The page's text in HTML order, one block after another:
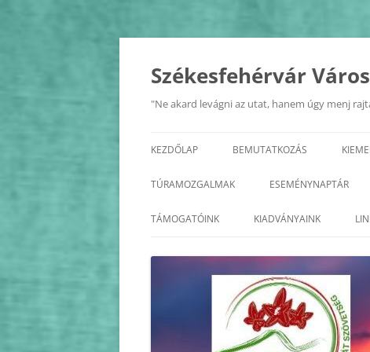
Kilépés
tartalomba
Székesfehérvár
"Ne akard levágni az utat, hanem úgy menj
KEZDŐLAP BEMUTATKOZÁS
A SZÖVETSÉG
ALAPSZABÁLY
KÖZHASZNÚSÁGI JELENTÉS
TÚRAMOZGALMAK
BALATON KÖRTÚRA
FEJÉR MEGYE KASTÉLYAI
FEJÉR MEGYE KERÉKPÁROS
ESEMÉNYNAPTÁR
2026
2024
2023
2022
TÁMOGATÓINK KIADVÁNYAINK